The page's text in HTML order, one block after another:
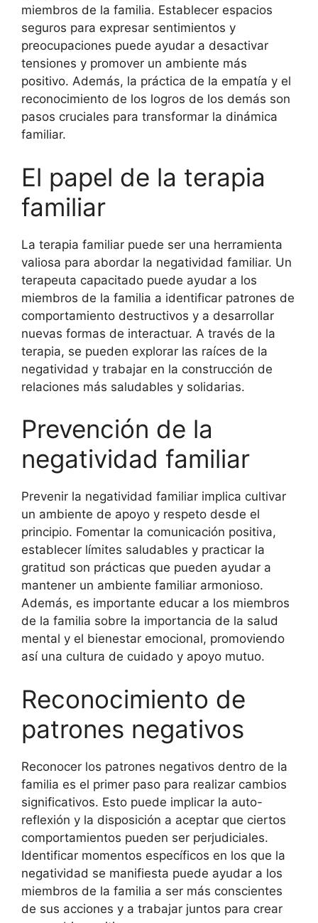
miembros de la familia. Establecer espacios
seguros para expresar sentimientos y
preocupaciones puede ayudar a desactivar
tensiones y promover un ambiente más
positivo. Además, la práctica de la empatía y el
reconocimiento de los logros de los demás son
pasos cruciales para transformar la dinámica
familiar.
El papel de la terapia
familiar
La terapia familiar puede ser una herramienta
valiosa para abordar la negatividad familiar. Un
terapeuta capacitado puede ayudar a los
miembros de la familia a identificar patrones de
comportamiento destructivos y a desarrollar
nuevas formas de interactuar. A través de la
terapia, se pueden explorar las raíces de la
negatividad y trabajar en la construcción de
relaciones más saludables y solidarias.
Prevención de la
negatividad familiar
Prevenir la negatividad familiar implica cultivar
un ambiente de apoyo y respeto desde el
principio. Fomentar la comunicación positiva,
establecer límites saludables y practicar la
gratitud son prácticas que pueden ayudar a
mantener un ambiente familiar armonioso.
Además, es importante educar a los miembros
de la familia sobre la importancia de la salud
mental y el bienestar emocional, promoviendo
así una cultura de cuidado y apoyo mutuo.
Reconocimiento de
patrones negativos
Reconocer los patrones negativos dentro de la
familia es el primer paso para realizar cambios
significativos. Esto puede implicar la auto-
reflexión y la disposición a aceptar que ciertos
comportamientos pueden ser perjudiciales.
Identificar momentos específicos en los que la
negatividad se manifiesta puede ayudar a los
miembros de la familia a ser más conscientes
de sus acciones y a trabajar juntos para crear